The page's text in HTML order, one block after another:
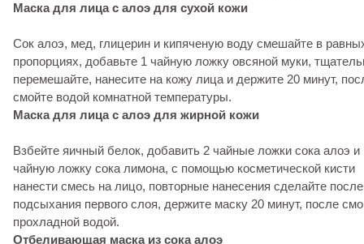
Маска для лица с алоэ для сухой кожи
Сок алоэ, мед, глицерин и кипяченую воду смешайте в
пропорциях, добавьте 1 чайную ложку овсяной муки,
перемешайте, нанесите на кожу лица и держите 20 минут,
смойте водой комнатной температуры.
Маска для лица с алоэ для жирной кожи
Взбейте яичный белок, добавить 2 чайные ложки сока алоэ и
чайную ложку сока лимона, с помощью косметической кисти
нанести смесь на лицо, повторные нанесения сделайте после
подсыхания первого слоя, держите маску 20 минут, после
прохладной водой.
Отбеливающая маска из сока алоэ